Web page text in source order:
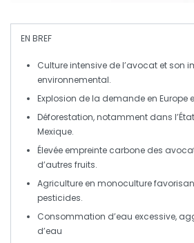
EN BREF
Culture intensive de l’avocat et son
environnemental.
Explosion de la demande en Europe
Déforestation, notamment dans
Mexique.
Élevée empreinte carbone des
d’autres fruits.
Agriculture en monoculture
pesticides.
Consommation d’eau excessive,
d’eau